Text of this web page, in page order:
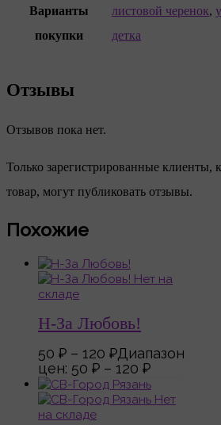
Варианты
покупки
листовой черенок,
детка
Отзывы
Отзывов пока нет.
Только зарегистрированные
товар, могут публиковать отзывы.
Похожие
Нет на
складе
Н-За Любовь!
50 ₽ – 120 ₽Диапазон
цен: 50 ₽ – 120 ₽
Нет
на складе